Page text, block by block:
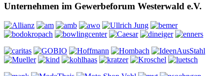
Unternehmen im Gewerbeforum Westerwald e.V.